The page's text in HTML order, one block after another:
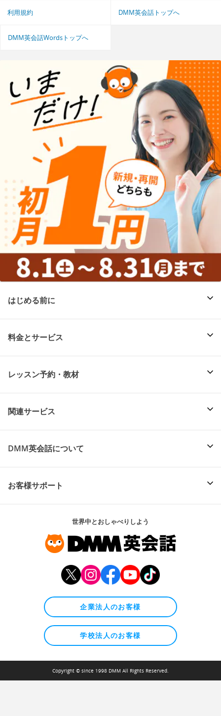
利用規約 DMM英会話トップへ
DMM英会話Wordsトップへ
はじめる前に
料金とサービス
レッスン予約・教材
関連サービス
DMM英会話について
お客様サポート
世界中とおしゃべりしよう
企業法人のお客様
学校法人のお客様
Copyright © since 1998 DMM All Rights Reserved.